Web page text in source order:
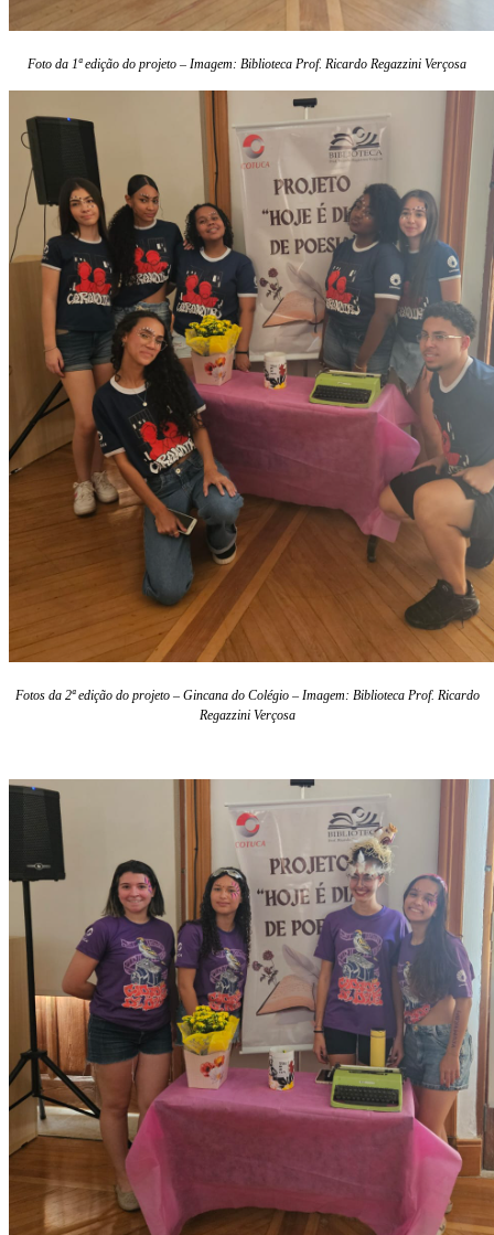
Foto da 1ª edição do projeto – Imagem: Biblioteca Prof. Ricardo Regazzini Verçosa
Fotos da 2ª edição do projeto – Gincana do Colégio – Imagem: Biblioteca Prof. Ricardo
Regazzini Verçosa